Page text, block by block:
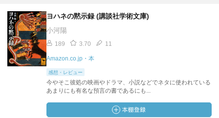
ヨハネの黙示録 (講談社学術文庫)
小河陽
189 3.70 11
Amazon.co.jp・本
感想・レビュー
今やそこ彼処の映画やドラマ、小説などでネタに使われている
あまりにも有名な預言の書であるにも...